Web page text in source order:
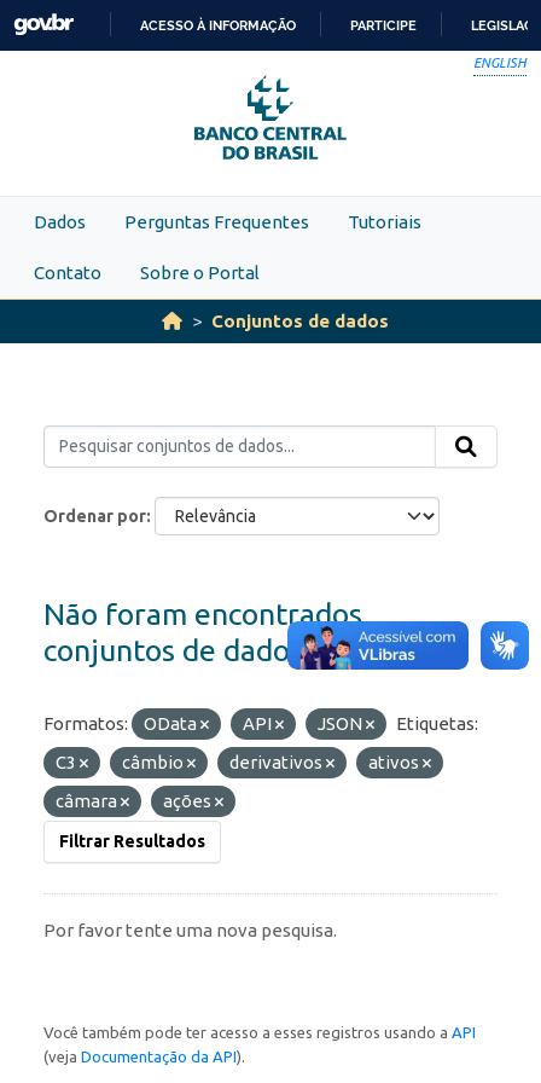
Skip to main content
PARA
O
CONTEÚDO
ACESSO À INFORMAÇÃO PARTICIPE
ENGLISH
Dados Perguntas Frequentes Tutoriais
Contato Sobre o Portal
Conjuntos de dados
Ordenar por
Não foram encontrados
conjuntos de dados
Formatos: OData API JSON
Etiquetas:
C3
câmbio derivativos
ativos
câmara
ações
Filtrar Resultados
Por favor tente uma nova pesquisa.
Você também pode ter acesso a esses registros usando a API
(veja Documentação da API).